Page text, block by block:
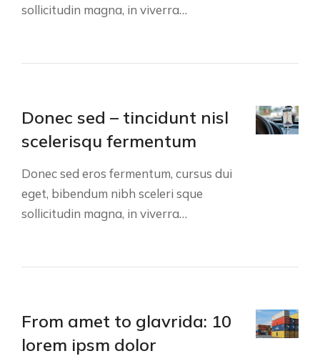
sollicitudin magna, in viverra…
Donec sed – tincidunt nisl
scelerisqu fermentum
Donec sed eros fermentum, cursus dui
eget, bibendum nibh sceleri sque
sollicitudin magna, in viverra…
From amet to glavrida: 10
lorem ipsm dolor